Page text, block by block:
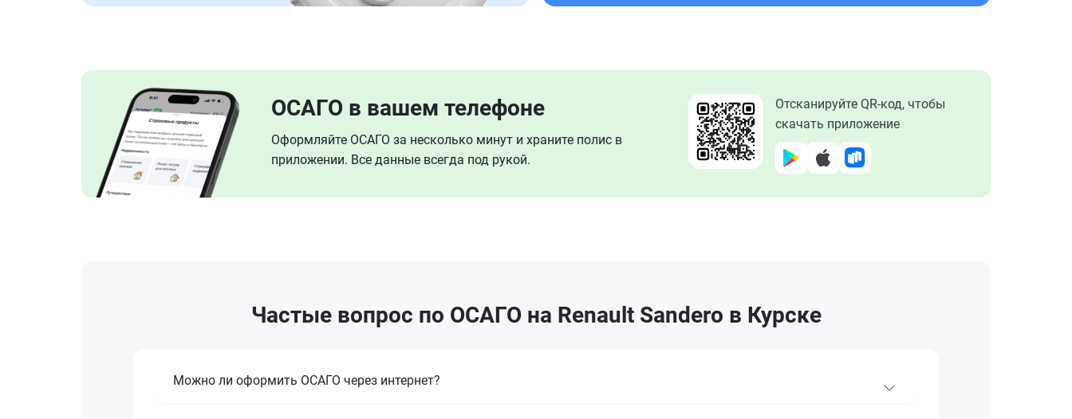
ОСАГО в вашем телефоне
Оформляйте ОСАГО за несколько минут и храните полис в
приложении. Все данные всегда под рукой.
Отсканируйте QR-код, чтобы
скачать приложение
Частые вопрос по ОСАГО на Renault Sandero в Курске
Можно ли оформить ОСАГО через интернет?